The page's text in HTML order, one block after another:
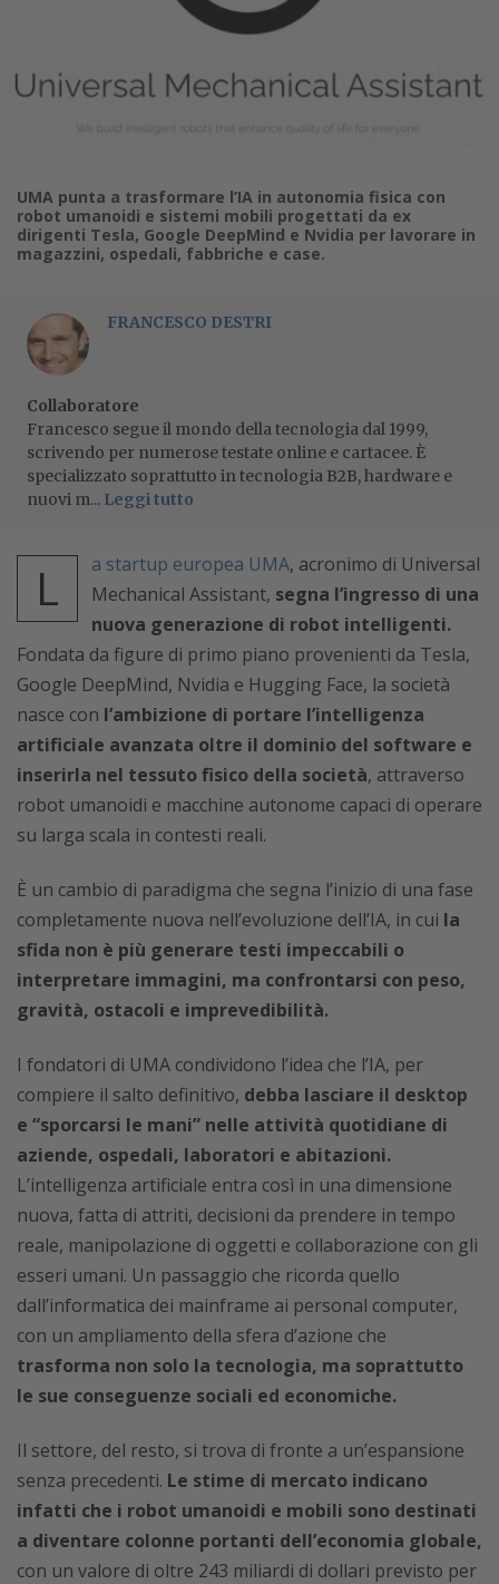
UMA punta a trasformare l’IA in autonomia fisica con
robot umanoidi e sistemi mobili progettati da ex
dirigenti Tesla, Google DeepMind e Nvidia per lavorare in
magazzini, ospedali, fabbriche e case.
FRANCESCO DESTRI
Collaboratore
Francesco segue il mondo della tecnologia dal 1999,
scrivendo per numerose testate online e cartacee. È
specializzato soprattutto in tecnologia B2B, hardware e
nuovi m... Leggi tutto
L a startup europea UMA, acronimo di Universal
Mechanical Assistant, segna l’ingresso di una
nuova generazione di robot intelligenti.
Fondata da figure di primo piano provenienti da Tesla,
Google DeepMind, Nvidia e Hugging Face, la società
nasce con l’ambizione di portare l’intelligenza
artificiale avanzata oltre il dominio del software e
inserirla nel tessuto fisico della società, attraverso
robot umanoidi e macchine autonome capaci di operare
su larga scala in contesti reali.
È un cambio di paradigma che segna l’inizio di una fase
completamente nuova nell’evoluzione dell’IA, in cui la
sfida non è più generare testi impeccabili o
interpretare immagini, ma confrontarsi con peso,
gravità, ostacoli e imprevedibilità.
I fondatori di UMA condividono l’idea che l’IA, per
compiere il salto definitivo, debba lasciare il desktop
e “sporcarsi le mani” nelle attività quotidiane di
aziende, ospedali, laboratori e abitazioni.
L’intelligenza artificiale entra così in una dimensione
nuova, fatta di attriti, decisioni da prendere in tempo
reale, manipolazione di oggetti e collaborazione con gli
esseri umani. Un passaggio che ricorda quello
dall’informatica dei mainframe ai personal computer,
con un ampliamento della sfera d’azione che
trasforma non solo la tecnologia, ma soprattutto
le sue conseguenze sociali ed economiche.
Il settore, del resto, si trova di fronte a un’espansione
senza precedenti. Le stime di mercato indicano
infatti che i robot umanoidi e mobili sono destinati
a diventare colonne portanti dell’economia globale,
con un valore di oltre 243 miliardi di dollari previsto per